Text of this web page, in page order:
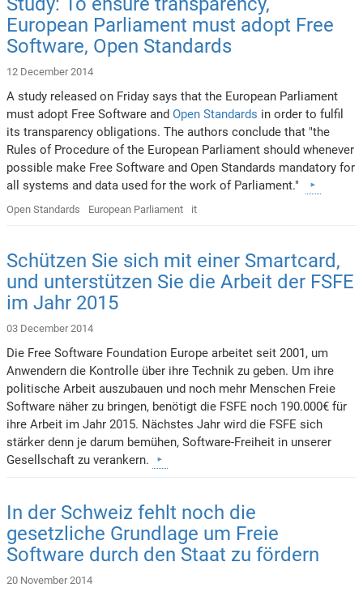
European Parliament must adopt Free
Software, Open Standards
12 December 2014
A study released on Friday says that the European Parliament
must adopt Free Software andOpen Standards in order to fulfil
its transparency obligations. The authors conclude that "the
Rules of Procedure of the European Parliament should whenever
possible make Free Software and Open Standards mandatory for
all systems and data used for the work of Parliament."
Open Standards European Parliament it
Schützen Sie sich mit einer Smartcard,
und unterstützen Sie die Arbeit der FSFE
im Jahr 2015
03 December 2014
Die Free Software Foundation Europe arbeitet seit 2001, um
Anwendern die Kontrolle über ihre Technik zu geben. Um ihre
politische Arbeit auszubauen und noch mehr Menschen Freie
Software näher zu bringen, benötigt die FSFE noch 190.000€ für
ihre Arbeit im Jahr 2015. Nächstes Jahr wird die FSFE sich
stärker denn je darum bemühen, Software-Freiheit in unserer
Gesellschaft zu verankern.
In der Schweiz fehlt noch die
gesetzliche Grundlage um Freie
Software durch den Staat zu fördern
20 November 2014